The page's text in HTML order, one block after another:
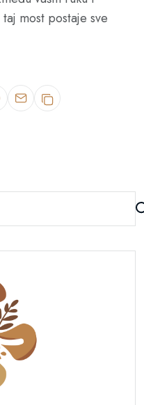
most postaje sve